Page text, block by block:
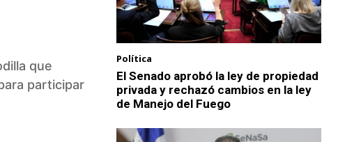
que
participar
Política
El Senado aprobó la ley de propiedad
privada y rechazó cambios en la ley
de Manejo del Fuego